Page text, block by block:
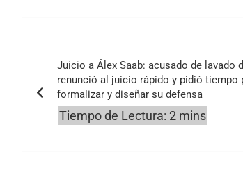
entradas
Juicio a Álex Saab: acusado de lavado
renunció al juicio rápido y pidió tiempo
formalizar y diseñar su defensa